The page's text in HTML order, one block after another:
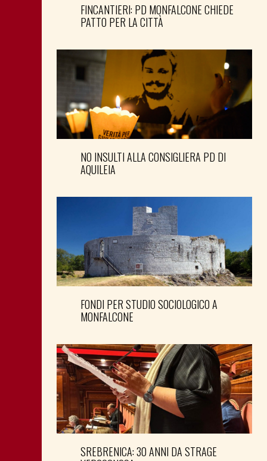
FINCANTIERI: PD MONFALCONE CHIEDE
PATTO PER LA CITTÀ
NO INSULTI ALLA CONSIGLIERA PD DI
AQUILEIA
FONDI PER STUDIO SOCIOLOGICO A
MONFALCONE
SREBRENICA: 30 ANNI DA STRAGE